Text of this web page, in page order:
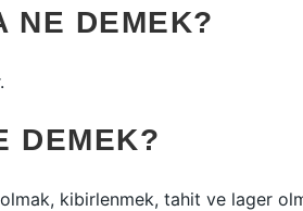
NE DEMEK?
DEMEK?
kibirlenmek, tahit ve lager